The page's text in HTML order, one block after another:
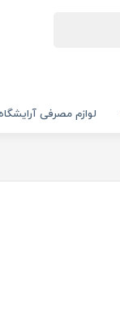
لوازم مصرفی